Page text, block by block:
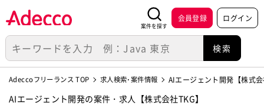
案件を探す
会員登録 ログイン
Adeccoフリーランス TOP 求人検索･案件情報 AIエージェント開発【株式
AIエージェント開発の案件・求人【株式会社TKG】